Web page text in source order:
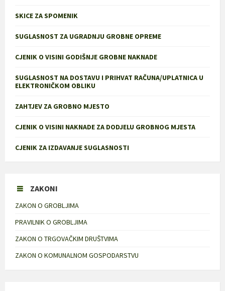
SKICE ZA SPOMENIK
SUGLASNOST ZA UGRADNJU GROBNE OPREME
CJENIK O VISINI GODIŠNJE GROBNE NAKNADE
SUGLASNOST NA DOSTAVU I PRIHVAT RAČUNA/UPLATNICA U
ELEKTRONIČKOM OBLIKU
ZAHTJEV ZA GROBNO MJESTO
CJENIK O VISINI NAKNADE ZA DODJELU GROBNOG MJESTA
CJENIK ZA IZDAVANJE SUGLASNOSTI
ZAKONI
ZAKON O GROBLJIMA
PRAVILNIK O GROBLJIMA
ZAKON O TRGOVAČKIM DRUŠTVIMA
ZAKON O KOMUNALNOM GOSPODARSTVU